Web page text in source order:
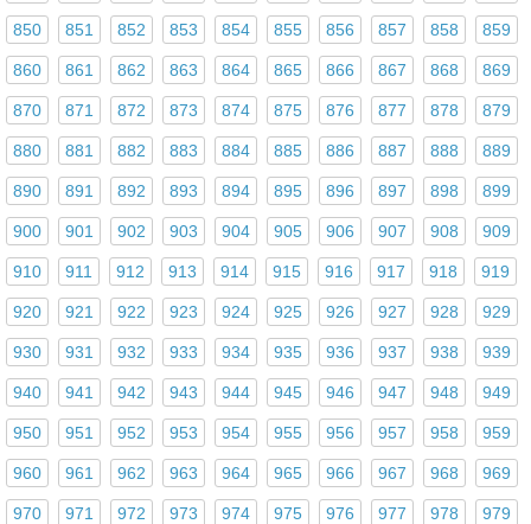
850 851 852 853 854 855 856 857 858 859
860 861 862 863 864 865 866 867 868 869
870 871 872 873 874 875 876 877 878 879
880 881 882 883 884 885 886 887 888 889
890 891 892 893 894 895 896 897 898 899
900 901 902 903 904 905 906 907 908 909
910 911 912 913 914 915 916 917 918 919
920 921 922 923 924 925 926 927 928 929
930 931 932 933 934 935 936 937 938 939
940 941 942 943 944 945 946 947 948 949
950 951 952 953 954 955 956 957 958 959
960 961 962 963 964 965 966 967 968 969
970 971 972 973 974 975 976 977 978 979